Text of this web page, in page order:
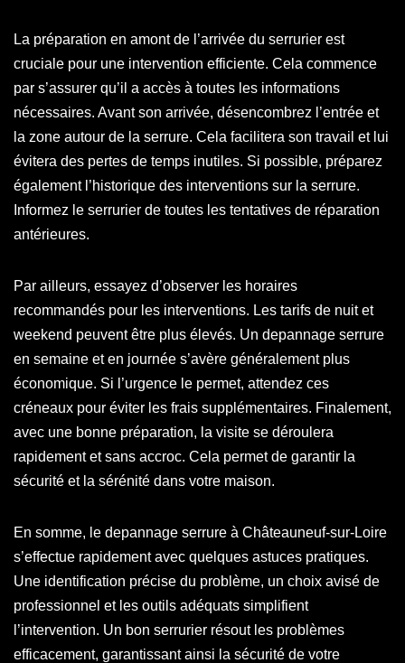
La préparation en amont de l’arrivée du serrurier est
cruciale pour une intervention efficiente. Cela commence
par s’assurer qu’il a accès à toutes les informations
nécessaires. Avant son arrivée, désencombrez l’entrée et
la zone autour de la serrure. Cela facilitera son travail et lui
évitera des pertes de temps inutiles. Si possible, préparez
également l’historique des interventions sur la serrure.
Informez le serrurier de toutes les tentatives de réparation
antérieures.
Par ailleurs, essayez d’observer les horaires
recommandés pour les interventions. Les tarifs de nuit et
weekend peuvent être plus élevés. Un depannage serrure
en semaine et en journée s’avère généralement plus
économique. Si l’urgence le permet, attendez ces
créneaux pour éviter les frais supplémentaires. Finalement,
avec une bonne préparation, la visite se déroulera
rapidement et sans accroc. Cela permet de garantir la
sécurité et la sérénité dans votre maison.
En somme, le depannage serrure à Châteauneuf-sur-Loire
s’effectue rapidement avec quelques astuces pratiques.
Une identification précise du problème, un choix avisé de
professionnel et les outils adéquats simplifient
l’intervention. Un bon serrurier résout les problèmes
efficacement, garantissant ainsi la sécurité de votre